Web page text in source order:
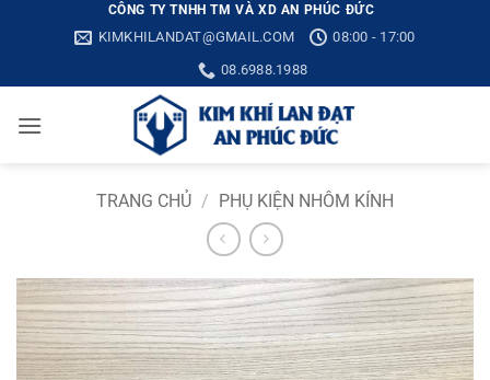
CÔNG TY TNHH TM VÀ XD AN PHÚC ĐỨC
KIMKHILANDAT@GMAIL.COM
08:00 - 17:00
08.6988.1988
TRANG CHỦ / PHỤ KIỆN NHÔM KÍNH